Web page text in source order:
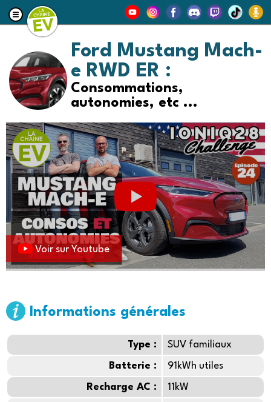
Ford Mustang Mach-
e RWD ER :
Consommations,
autonomies, etc ...
Voir sur Youtube
Informations générales
Type : SUV familiaux
Batterie : 91kWh utiles
Recharge AC : 11kW